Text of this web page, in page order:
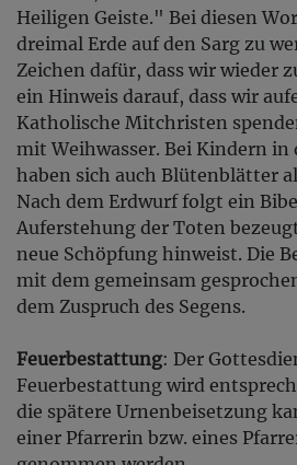
Heiligen Geiste." Bei diesen
dreimal Erde auf den Sarg zu
Zeichen dafür, dass wir wieder
ein Hinweis darauf, dass wir
Katholische Mitchristen
mit Weihwasser. Bei Kindern in
haben sich auch Blütenblätter
Nach dem Erdwurf folgt ein
Auferstehung der Toten
neue Schöpfung hinweist. Die
mit dem gemeinsam
dem Zuspruch des Segens.
Feuerbestattung: Der
Feuerbestattung wird
die spätere Urnenbeisetzung
einer Pfarrerin bzw. eines